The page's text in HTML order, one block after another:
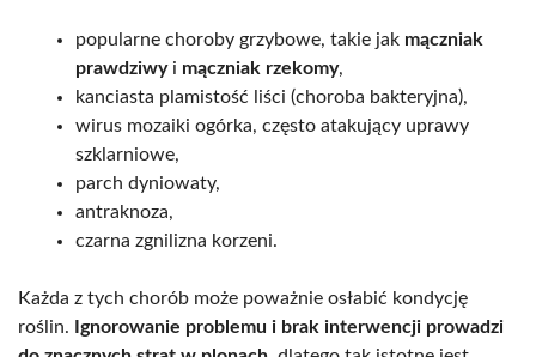
popularne choroby grzybowe, takie jak mączniak
prawdziwyi mączniak rzekomy,
kanciasta plamistość liści (choroba bakteryjna),
wirus mozaiki ogórka, często atakujący uprawy
szklarniowe,
parch dyniowaty,
antraknoza,
czarna zgnilizna korzeni.
Każda z tych chorób może poważnie osłabić kondycję
roślin.
Ignorowanie problemu i brak interwencji prowadzi